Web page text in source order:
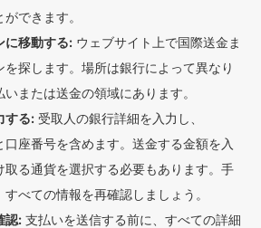
できます。
に移動する: ウェブサイト上で国際送金ま
を探します。場所は銀行によって異なり
または送金の領域にあります。
する: 受取人の銀行詳細を入力し、
口座番号を含めます。送金する金額を入
取る通貨を選択する必要もあります。手
べての情報を再確認しましょう。
認: 支払いを送信する前に、すべての詳細